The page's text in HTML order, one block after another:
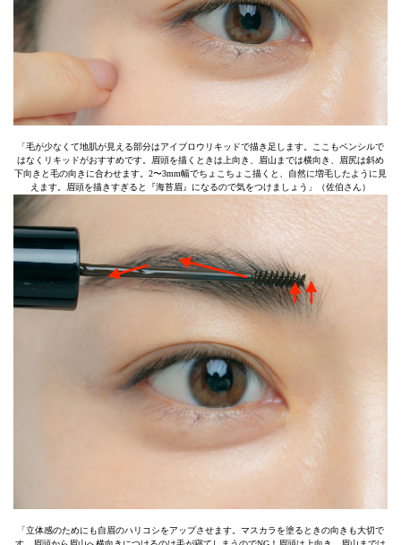
「毛が少なくて地肌が見える部分はアイブロウリキッドで描き足します。ここもペンシルで
はなくリキッドがおすすめです。眉頭を描くときは上向き、眉山までは横向き、眉尻は斜め
下向きと毛の向きに合わせます。2〜3mm幅でちょこちょこ描くと、自然に増毛したように見
えます。眉頭を描きすぎると『海苔眉』になるので気をつけましょう」（佐伯さん）
「立体感のためにも自眉のハリコシをアップさせます。マスカラを塗るときの向きも大切で